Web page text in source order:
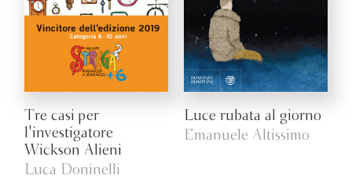
Tre casi per
l'investigatore
Wickson Alieni
Luca Doninelli
Luce rubata al giorno
Emanuele Altissimo